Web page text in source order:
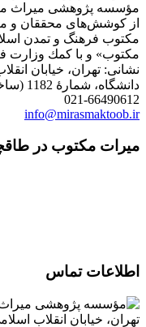
از كوشش‌های محققان و
مكتوب فرهنگ و تمدن
مكتوب» و با كمك وزارت
نشانی: تهران، خیابان
دانشگاه، شمارۀ 1182 (ساختمان فروردین)، طبقۀ دوم
021-66490612
info@mirasmaktoob.ir
میرات مکتوب در
اطلاعات تماس
تهران، خیابان انقلاب